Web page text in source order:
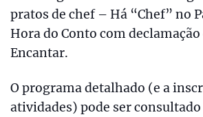
pratos de chef – Há “Chef” no
Hora do Conto com
Encantar.
O programa detalhado (e a
atividades) pode ser